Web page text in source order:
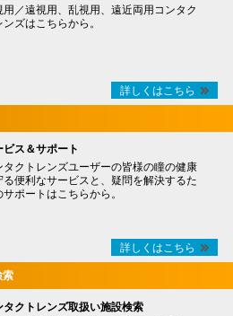
用／遠視用、乱視用、遠近両用コンタク
ンズはこちらから。
詳しくはこちら
ビス＆サポート
タクトレンズユーザーの皆様の瞳の健康
る便利なサービスと、疑問を解決するた
サポートはこちらから。
詳しくはこちら
索
タクトレンズ取扱い施設検索